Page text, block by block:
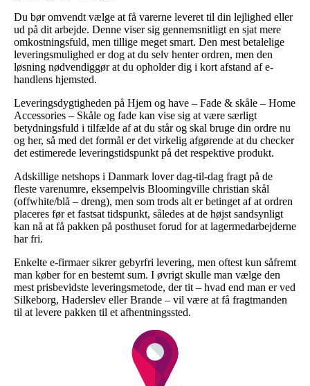
Du bør omvendt vælge at få varerne leveret til din lejlighed eller
ud på dit arbejde. Denne viser sig gennemsnitligt en sjat mere
omkostningsfuld, men tillige meget smart. Den mest betalelige
leveringsmulighed er dog at du selv henter ordren, men den
løsning nødvendiggør at du opholder dig i kort afstand af e-
handlens hjemsted.
Leveringsdygtigheden på Hjem og have – Fade & skåle – Home
Accessories – Skåle og fade kan vise sig at være særligt
betydningsfuld i tilfælde af at du står og skal bruge din ordre nu
og her, så med det formål er det virkelig afgørende at du checker
det estimerede leveringstidspunkt på det respektive produkt.
Adskillige netshops i Danmark lover dag-til-dag fragt på de
fleste varenumre, eksempelvis Bloomingville christian skål
(offwhite/blå – dreng), men som trods alt er betinget af at ordren
placeres før et fastsat tidspunkt, således at de højst sandsynligt
kan nå at få pakken på posthuset forud for at lagermedarbejderne
har fri.
Enkelte e-firmaer sikrer gebyrfri levering, men oftest kun såfremt
man køber for en bestemt sum. I øvrigt skulle man vælge den
mest prisbevidste leveringsmetode, der tit – hvad end man er ved
Silkeborg, Haderslev eller Brande – vil være at få fragtmanden
til at levere pakken til et afhentningssted.